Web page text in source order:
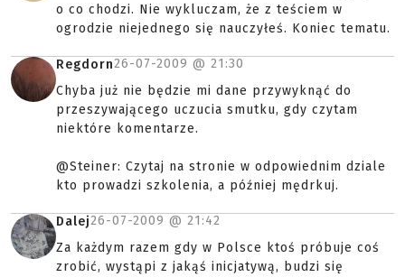
o co chodzi. Nie wykluczam, że z teściem w
ogrodzie niejednego się nauczyłeś. Koniec tematu.
Regdorn26-07-2009 @ 21:30
Chyba już nie będzie mi dane przywyknąć do
przeszywającego uczucia smutku, gdy czytam
niektóre komentarze.
@Steiner: Czytaj na stronie w odpowiednim dziale
kto prowadzi szkolenia, a później mędrkuj.
Dalej26-07-2009 @ 21:42
Za każdym razem gdy w Polsce ktoś próbuje coś
zrobić, wystąpi z jakąś inicjatywą, budzi się